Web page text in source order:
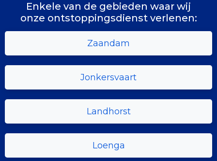
Enkele van de gebieden waar wij
onze ontstoppingsdienst verlenen:
Zaandam
Jonkersvaart
Landhorst
Loenga